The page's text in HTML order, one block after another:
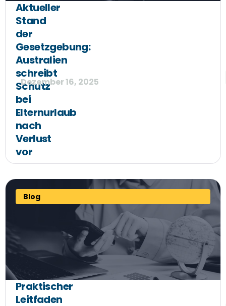
Aktueller
Stand
der
Gesetzgebung:
Australien
schreibt
Schutz
bei
Elternurlaub
nach
Verlust
vor
Dezember 16, 2025
Blog
Praktischer
Leitfaden